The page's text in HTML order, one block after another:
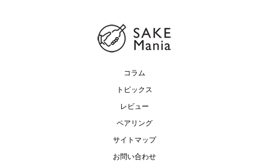
コラム
トピックス
レビュー
ペアリング
サイトマップ
お問い合わせ